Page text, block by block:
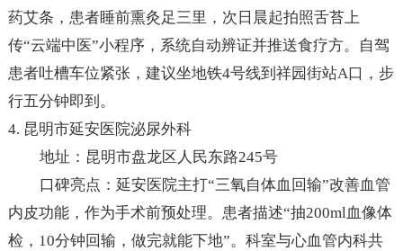
药艾条，患者睡前熏灸足三里，次日晨起拍照舌苔上
传“云端中医”小程序，系统自动辨证并推送食疗方。自驾
患者吐槽车位紧张，建议坐地铁4号线到祥园街站A口，步
行五分钟即到。
4. 昆明市延安医院泌尿外科
地址：昆明市盘龙区人民东路245号
口碑亮点：延安医院主打“三氧自体血回输”改善血管
内皮功能，作为手术前预处理。患者描述“抽200ml血像体
检，10分钟回输，做完就能下地”。科室与心血管内科共